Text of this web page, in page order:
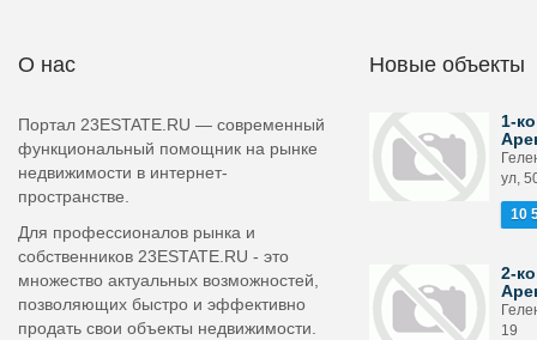
О нас
Портал 23ESTATE.RU — современный
функциональный помощник на рынке
недвижимости в интернет-
пространстве.
Для профессионалов рынка и
собственников 23ESTATE.RU - это
множество актуальных возможностей,
позволяющих быстро и эффективно
продать свои объекты недвижимости.
Новые объекты
1-
ул,
10
2-
19